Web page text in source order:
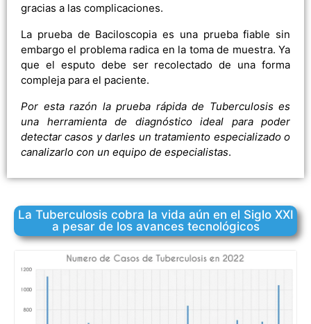
gracias a las complicaciones.
La prueba de Baciloscopia es una prueba fiable sin
embargo el problema radica en la toma de muestra. Ya
que el esputo debe ser recolectado de una forma
compleja para el paciente.
Por esta razón la prueba rápida de Tuberculosis es
una herramienta de diagnóstico ideal para poder
detectar casos y darles un tratamiento especializado o
canalizarlo con un equipo de especialistas.
La Tuberculosis cobra la vida aún en el Siglo XXI
a pesar de los avances tecnológicos